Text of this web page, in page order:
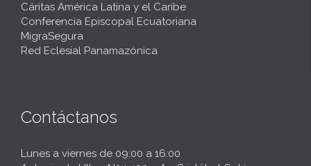
Cáritas América Latina y el Caribe
Conferencia Episcopal Ecuatoriana
MigraSegura
Red Eclesial Panamazónica
Contáctanos
Lunes a viernes de 09:00 a 16:00